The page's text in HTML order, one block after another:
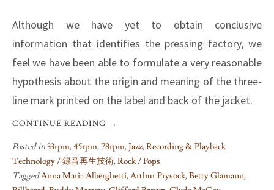
Although we have yet to obtain conclusive
information that identifies the pressing factory, we
feel we have been able to formulate a very reasonable
hypothesis about the origin and meaning of the three-
line mark printed on the label and back of the jacket.
CONTINUE READING →
Posted in33rpm,45rpm,78rpm,Jazz,Recording & Playback
Technology / 録音再生技術,Rock / Pops
TaggedAnna Maria Alberghetti,Arthur Prysock,Betty Glamann,